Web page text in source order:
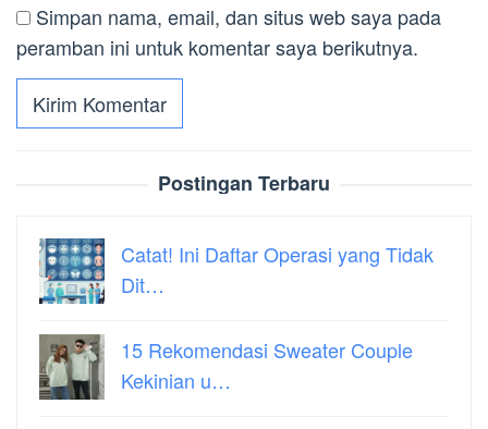
Simpan nama, email, dan situs web saya pada
peramban ini untuk komentar saya berikutnya.
Postingan Terbaru
Catat! Ini Daftar Operasi yang Tidak
Dit…
15 Rekomendasi Sweater Couple
Kekinian u…